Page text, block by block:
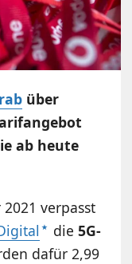
über
ab heute
verpasst
die5G-
dafür 2,99